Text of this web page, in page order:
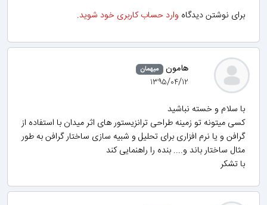
برای نوشتن دیدگاه وارد حساب کاربری خود شوید.
هامون میهمان
۱۳۹۵/۰۴/۱۲
با سلام و خسته نباشید
کسی میتونه تو زمینه طراحی ترانزیستور های اثر میدان با استفاده از
گرافن و یا نرم افزاری برای تحلیل و شبیه سازی ساختار گرافن به طور
مثال ساختار باند و.... بنده را راهنمایی کند
با تشکر